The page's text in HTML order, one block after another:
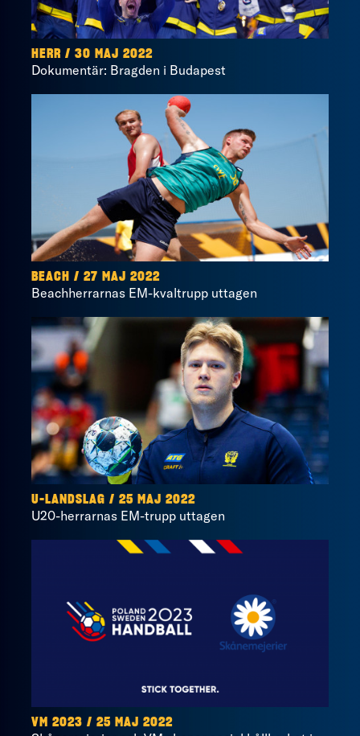
HERR / 30 MAJ 2022
Dokumentär: Bragden i Budapest
BEACH / 27 MAJ 2022
Beachherrarnas EM-kvaltrupp uttagen
U-LANDSLAG / 25 MAJ 2022
U20-herrarnas EM-trupp uttagen
VM 2023 / 25 MAJ 2022